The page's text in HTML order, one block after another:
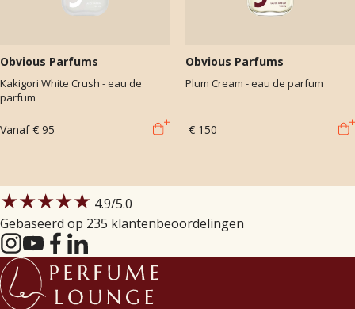
Obvious Parfums
Kakigori White Crush - eau de
parfum
Vanaf € 95
Obvious Parfums
Plum Cream - eau de parfum
€ 150
★★★★★ 4.9/5.0
Gebaseerd op 235 klantenbeoordelingen